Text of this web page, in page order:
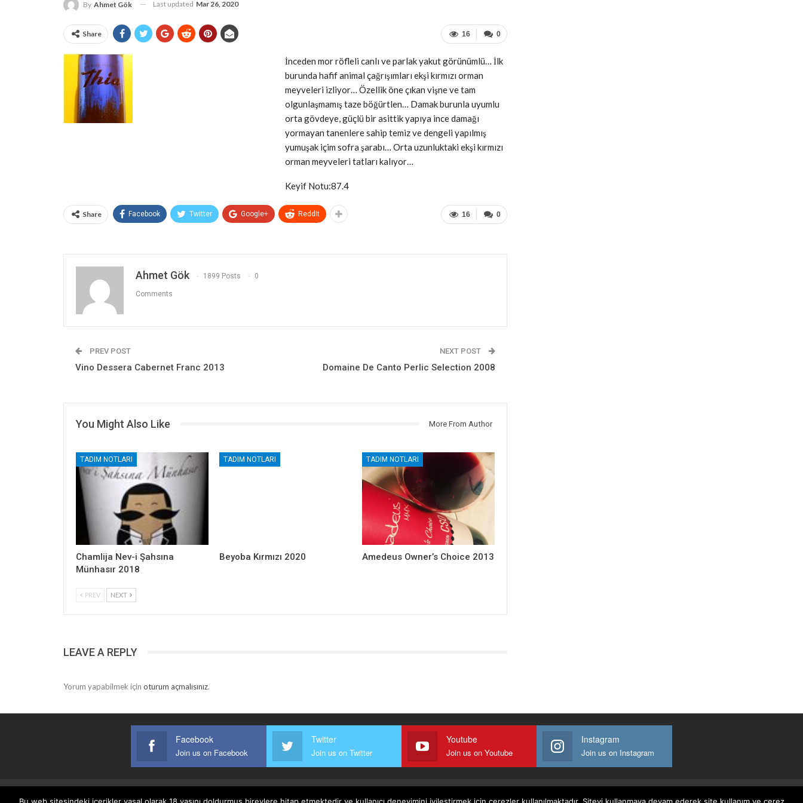
By Ahmet Gök Last updated Mar 26, 2020
0
16
Share
İnceden mor röfleli canlı ve parlak yakut görünümlü… İlk
burunda hafif animal çağrışımları ekşi kırmızı orman
meyveleri izliyor… Özellik öne çıkan vişne ve tam
olgunlaşmamış taze böğürtlen… Damak burunla uyumlu
orta gövdeye, güçlü bir asittik yapıya ince damağı
yormayan tanenlere sahip temiz ve dengeli yapılmış
yumuşak içim sofra şarabı… Orta uzunluktaki ekşi kırmızı
orman meyveleri tatları kalıyor…
Keyif Notu:87.4
0
16
Share Facebook Twitter Google+ ReddIt
Ahmet Gök 1899 Posts 0
Comments
PREV POST
Vino Dessera Cabernet Franc 2013
NEXT POST
Domaine De Canto Perlic Selection 2008
You Might Also Like More From Author
TADIM NOTLARI
Chamlija Nev-i Şahsına
Münhasır 2018
TADIM NOTLARI
Beyoba Kırmızı 2020
TADIM NOTLARI
Amedeus Owner’s Choice 2013
PREV NEXT
LEAVE A REPLY
Yorum yapabilmek için oturum açmalısınız.
Facebook
Join us on Facebook
Twitter
Join us on Twitter
Youtube
Join us on Youtube
Instagram
Join us on Instagram